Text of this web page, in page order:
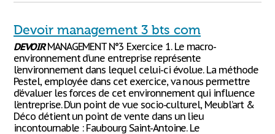
Devoir management 3 bts com
DEVOIRMANAGEMENT N°3 Exercice 1. Le macro-
environnement d’une entreprise représente
l’environnement dans lequel celui-ci évolue. La méthode
Pestel, employée dans cet exercice, va nous permettre
d’évaluer les forces de cet environnement qui influence
l’entreprise. D’un point de vue socio-culturel, Meubl’art &
Déco détient un point de vente dans un lieu
incontournable : Faubourg Saint-Antoine. Le